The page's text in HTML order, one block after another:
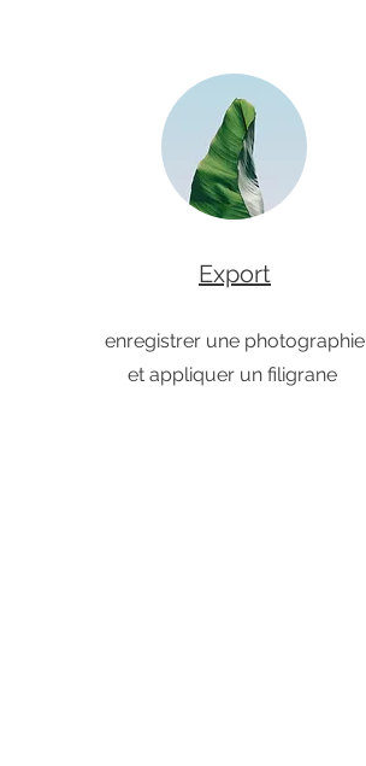
Export
enregistrer une photographie
et appliquer un filigrane